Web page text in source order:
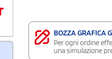
BOZZA GRAFICA
Per ogni ordine
una simulazione